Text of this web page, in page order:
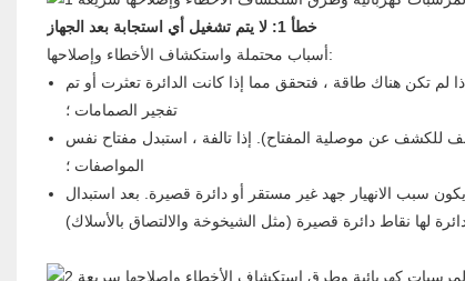
خطأ 1: لا يتم تشغيل أي استجابة بعد الجهاز
أسباب محتملة واستكشاف الأخطاء وإصلاحها:
لم تكن هناك طاقة ، فتحقق مما إذا كانت الدائرة تعثرت أو تم
تفجير الصمامات ؛
للكشف عن موصلية المفتاح). إذا تالفة ، استبدل مفتاح نفس
المواصفات ؛
سبب الانهيار جهد غير مستقر أو دائرة قصيرة. بعد استبدال